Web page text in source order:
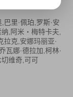
巴里·佩珀,罗斯·安
纳,阿米‧梅特卡夫,
克,安娜玛丽亚·
瓦娜·德拉加,柯林·
维奇,可可